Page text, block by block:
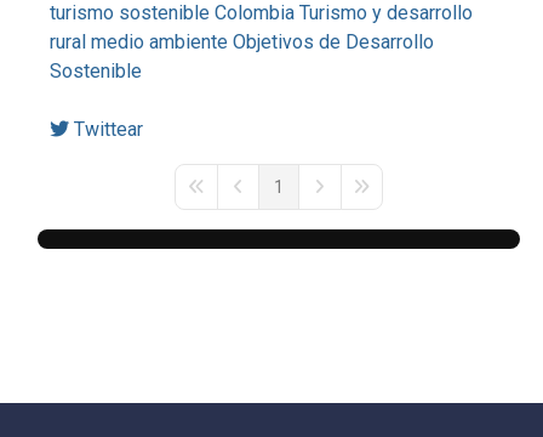
turismo sostenible Colombia Turismo y desarrollo
rural medio ambiente Objetivos de Desarrollo
Sostenible
Twittear
First PagePrevious Page
1
Next PageLast Page